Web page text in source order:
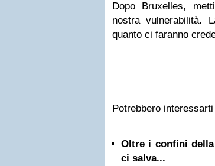
Dopo Bruxelles,
nostra vulnerabilità.
quanto ci faranno
Potrebbero
Oltre i confini
ci salva...